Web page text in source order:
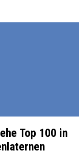
Top 100 in